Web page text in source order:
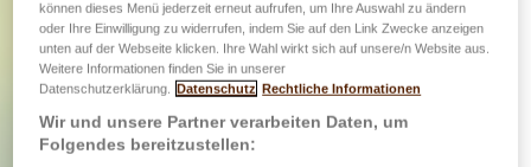
können dieses Menü jederzeit erneut aufrufen, um Ihre Auswahl zu ändern
oder Ihre Einwilligung zu widerrufen, indem Sie auf den Link Zwecke anzeigen
unten auf der Webseite klicken. Ihre Wahl wirkt sich auf unsere/n Website aus.
Weitere Informationen finden Sie in unserer
Datenschutzerklärung. Datenschutz Rechtliche Informationen
Wir und unsere Partner verarbeiten Daten, um
Folgendes bereitzustellen: